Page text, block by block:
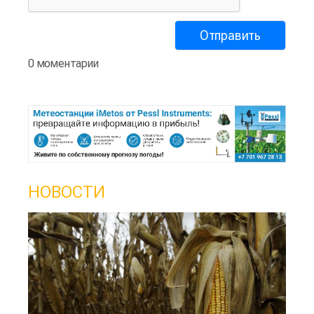
0 моментарии
НОВОСТИ